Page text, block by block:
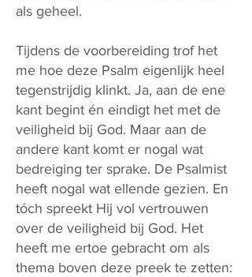
als geheel.
Tijdens de voorbereiding trof het
me hoe deze Psalm eigenlijk heel
tegenstrijdig klinkt. Ja, aan de ene
kant begint én eindigt het met de
veiligheid bij God. Maar aan de
andere kant komt er nogal wat
bedreiging ter sprake. De Psalmist
heeft nogal wat ellende gezien. En
tóch spreekt Hij vol vertrouwen
over de veiligheid bij God. Het
heeft me ertoe gebracht om als
thema boven deze preek te zetten: